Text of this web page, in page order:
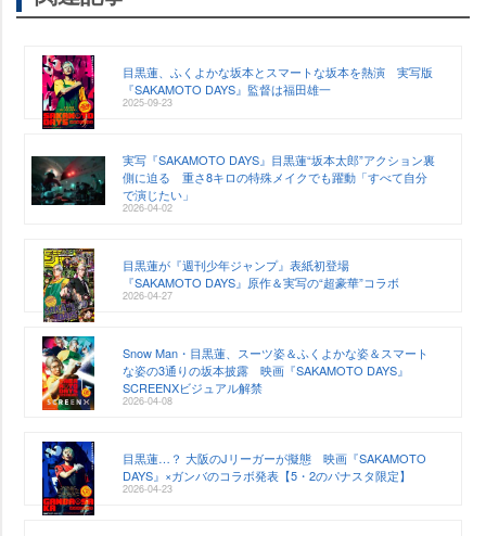
目黒蓮、ふくよかな坂本とスマートな坂本を熱演 実写版
『SAKAMOTO DAYS』監督は福田雄一
2025-09-23
実写『SAKAMOTO DAYS』目黒蓮“坂本太郎”アクション裏
側に迫る 重さ8キロの特殊メイクでも躍動「すべて自分
で演じたい」
2026-04-02
目黒蓮が『週刊少年ジャンプ』表紙初登場
『SAKAMOTO DAYS』原作＆実写の“超豪華”コラボ
2026-04-27
Snow Man・目黒蓮、スーツ姿＆ふくよかな姿＆スマート
な姿の3通りの坂本披露 映画『SAKAMOTO DAYS』
SCREENXビジュアル解禁
2026-04-08
目黒蓮…？ 大阪のJリーガーが擬態 映画『SAKAMOTO
DAYS』×ガンバのコラボ発表【5・2のパナスタ限定】
2026-04-23